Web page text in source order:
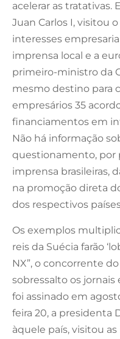
acelerar as tratativas.
Juan Carlos I, visitou
interesses
imprensa local e a
primeiro-ministro da
mesmo destino para
empresários 35
financiamentos em
Não há informação
questionamento, por
imprensa brasileiras,
na promoção direta
dos respectivos
Os exemplos
reis da Suécia farão
NX”, o concorrente
sobressalto os jornais
foi assinado em
feira 20, a presidenta
àquele país, visitou